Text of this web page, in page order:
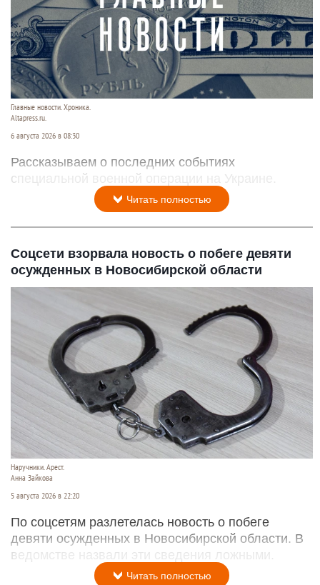
Главные новости. Хроника.
Altapress.ru.
6 августа 2026 в 08:30
Рассказываем о последних событиях
специальной военной операции на Украине.
Читать полностью
Соцсети взорвала новость о побеге девяти
осужденных в Новосибирской области
Наручники. Арест.
Анна Зайкова
5 августа 2026 в 22:20
По соцсетям разлетелась новость о побеге
девяти осужденных в Новосибирской области. В
ведомстве назвали эти сведения ложными.
Читать полностью